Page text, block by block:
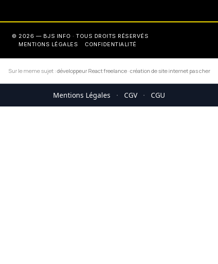
© 2026 — BJS INFO · TOUS DROITS RÉSERVÉS
MENTIONS LÉGALES
CONFIDENTIALITÉ
Sur le meme sujet : développeur React freelance·création de site internet pas cher
Mentions Légales · CGV · CGU